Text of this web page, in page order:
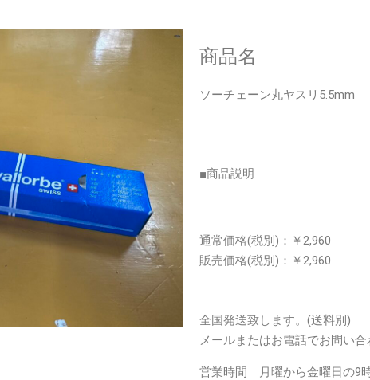
商品名
ソーチェーン丸ヤスリ5.5mm
■商品説明
通常価格(税別) ：￥2,960
販売価格(税別) ：￥2,960
全国発送致します。(送料別)
メールまたはお電話でお問い合
営業時間 月曜から金曜日の9